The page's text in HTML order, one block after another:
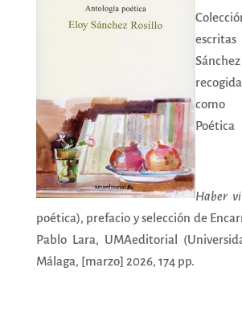
C
como
Poética
Haber
poética), prefacio y selección de
Pablo Lara, UMAeditorial
Málaga, [marzo] 2026, 174 pp.